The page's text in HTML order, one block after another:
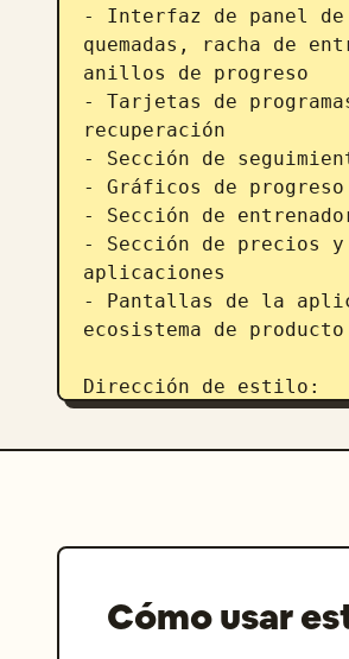
- Interfaz de panel
quemadas, racha de
anillos de progreso
- Tarjetas de
recuperación
- Sección de
- Gráficos de
- Sección de
- Sección de precios
aplicaciones
- Pantallas de la
ecosistema de
Dirección de estilo:
- Interfaz elegante,
- Estética de marca
- Diseño de producto
Cómo usar